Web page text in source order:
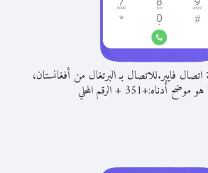
فايبر.للاتصال بـ البرتغال من أفغانستان،
موضح أدناه:+
351
+الرقم المحلي